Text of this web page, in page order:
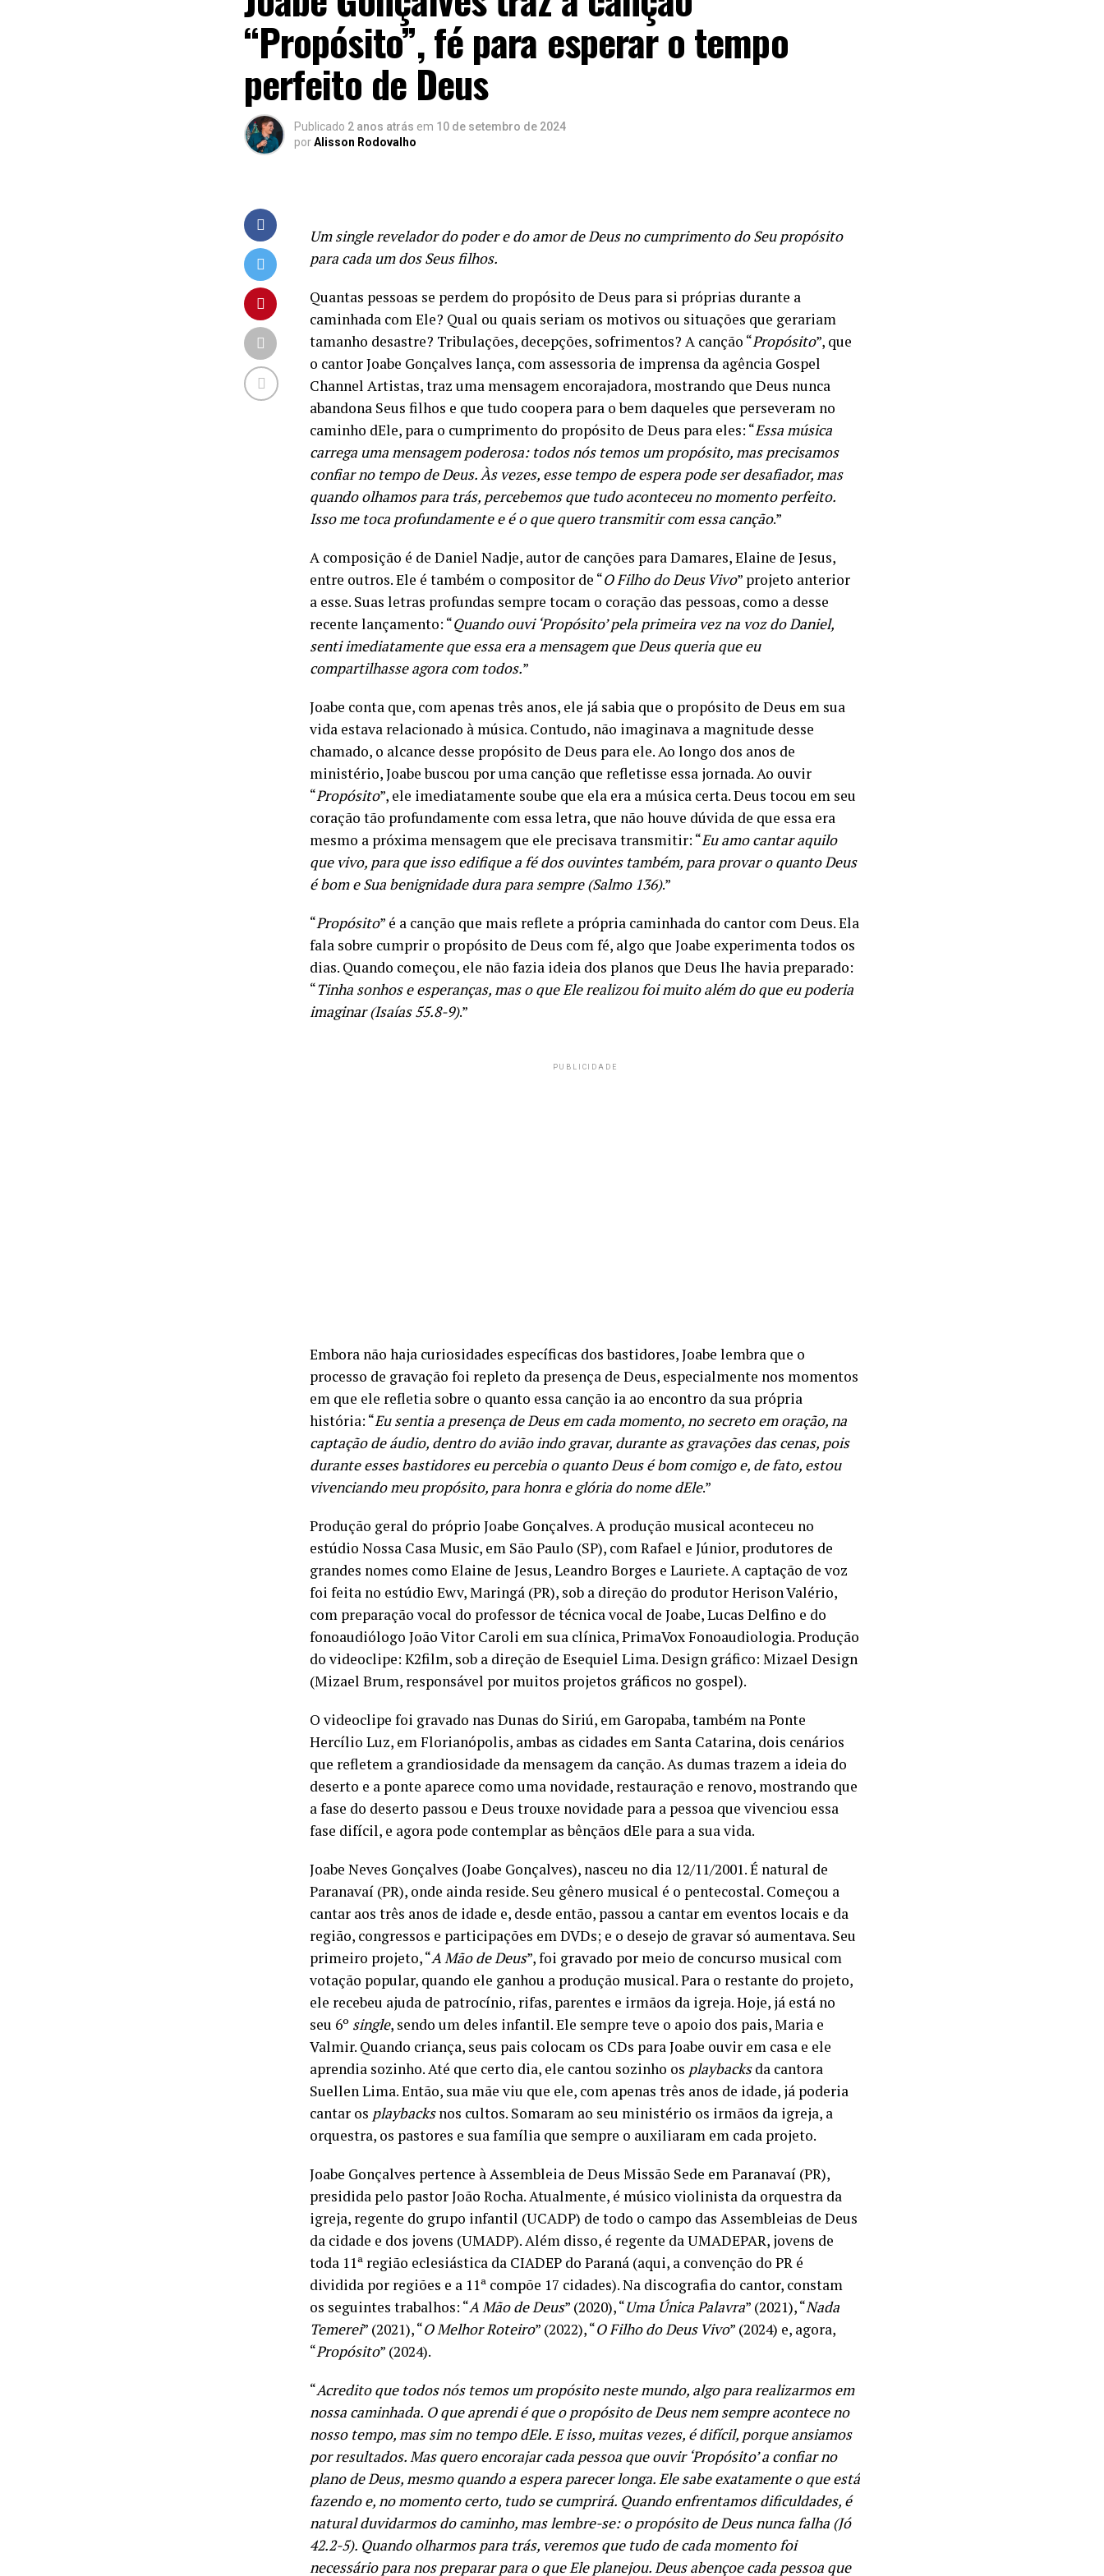
“Propósito”, fé para esperar o tempo
perfeito de Deus
Publicado 2 anos atrás em 10 de setembro de 2024
porAlisson Rodovalho
Um single revelador do poder e do amor de Deus no cumprimento do Seu propósito
para cada um dos Seus filhos.
Quantas pessoas se perdem do propósito de Deus para si próprias durante a
caminhada com Ele? Qual ou quais seriam os motivos ou situações que gerariam
tamanho desastre? Tribulações, decepções, sofrimentos? A canção “Propósito”, que
o cantor Joabe Gonçalves lança, com assessoria de imprensa da agência Gospel
Channel Artistas, traz uma mensagem encorajadora, mostrando que Deus nunca
abandona Seus filhos e que tudo coopera para o bem daqueles que perseveram no
caminho dEle, para o cumprimento do propósito de Deus para eles: “Essa música
carrega uma mensagem poderosa: todos nós temos um propósito, mas precisamos
confiar no tempo de Deus. Às vezes, esse tempo de espera pode ser desafiador, mas
quando olhamos para trás, percebemos que tudo aconteceu no momento perfeito.
Isso me toca profundamente e é o que quero transmitir com essa canção.”
A composição é de Daniel Nadje, autor de canções para Damares, Elaine de Jesus,
entre outros. Ele é também o compositor de “O Filho do Deus Vivo” projeto anterior
a esse. Suas letras profundas sempre tocam o coração das pessoas, como a desse
recente lançamento: “Quando ouvi ‘Propósito’ pela primeira vez na voz do Daniel,
senti imediatamente que essa era a mensagem que Deus queria que eu
compartilhasse agora com todos.”
Joabe conta que, com apenas três anos, ele já sabia que o propósito de Deus em sua
vida estava relacionado à música. Contudo, não imaginava a magnitude desse
chamado, o alcance desse propósito de Deus para ele. Ao longo dos anos de
ministério, Joabe buscou por uma canção que refletisse essa jornada. Ao ouvir
“Propósito”, ele imediatamente soube que ela era a música certa. Deus tocou em seu
coração tão profundamente com essa letra, que não houve dúvida de que essa era
mesmo a próxima mensagem que ele precisava transmitir: “Eu amo cantar aquilo
que vivo, para que isso edifique a fé dos ouvintes também, para provar o quanto Deus
é bom e Sua benignidade dura para sempre (Salmo 136).”
“Propósito” é a canção que mais reflete a própria caminhada do cantor com Deus. Ela
fala sobre cumprir o propósito de Deus com fé, algo que Joabe experimenta todos os
dias. Quando começou, ele não fazia ideia dos planos que Deus lhe havia preparado:
“Tinha sonhos e esperanças, mas o que Ele realizou foi muito além do que eu poderia
imaginar (Isaías 55.8-9).”
PUBLICIDADE
Embora não haja curiosidades específicas dos bastidores, Joabe lembra que o
processo de gravação foi repleto da presença de Deus, especialmente nos momentos
em que ele refletia sobre o quanto essa canção ia ao encontro da sua própria
história: “Eu sentia a presença de Deus em cada momento, no secreto em oração, na
captação de áudio, dentro do avião indo gravar, durante as gravações das cenas, pois
durante esses bastidores eu percebia o quanto Deus é bom comigo e, de fato, estou
vivenciando meu propósito, para honra e glória do nome dEle.”
Produção geral do próprio Joabe Gonçalves. A produção musical aconteceu no
estúdio Nossa Casa Music, em São Paulo (SP), com Rafael e Júnior, produtores de
grandes nomes como Elaine de Jesus, Leandro Borges e Lauriete. A captação de voz
foi feita no estúdio Ewv, Maringá (PR), sob a direção do produtor Herison Valério,
com preparação vocal do professor de técnica vocal de Joabe, Lucas Delfino e do
fonoaudiólogo João Vitor Caroli em sua clínica, PrimaVox Fonoaudiologia. Produção
do videoclipe: K2film, sob a direção de Esequiel Lima. Design gráfico: Mizael Design
(Mizael Brum, responsável por muitos projetos gráficos no gospel).
O videoclipe foi gravado nas Dunas do Siriú, em Garopaba, também na Ponte
Hercílio Luz, em Florianópolis, ambas as cidades em Santa Catarina, dois cenários
que refletem a grandiosidade da mensagem da canção. As dumas trazem a ideia do
deserto e a ponte aparece como uma novidade, restauração e renovo, mostrando que
a fase do deserto passou e Deus trouxe novidade para a pessoa que vivenciou essa
fase difícil, e agora pode contemplar as bênçãos dEle para a sua vida.
Joabe Neves Gonçalves (Joabe Gonçalves), nasceu no dia 12/11/2001. É natural de
Paranavaí (PR), onde ainda reside. Seu gênero musical é o pentecostal. Começou a
cantar aos três anos de idade e, desde então, passou a cantar em eventos locais e da
região, congressos e participações em DVDs; e o desejo de gravar só aumentava. Seu
primeiro projeto, “A Mão de Deus”, foi gravado por meio de concurso musical com
votação popular, quando ele ganhou a produção musical. Para o restante do projeto,
ele recebeu ajuda de patrocínio, rifas, parentes e irmãos da igreja. Hoje, já está no
seu 6º single, sendo um deles infantil. Ele sempre teve o apoio dos pais, Maria e
Valmir. Quando criança, seus pais colocam os CDs para Joabe ouvir em casa e ele
aprendia sozinho. Até que certo dia, ele cantou sozinho os playbacksda cantora
Suellen Lima. Então, sua mãe viu que ele, com apenas três anos de idade, já poderia
cantar os playbacksnos cultos. Somaram ao seu ministério os irmãos da igreja, a
orquestra, os pastores e sua família que sempre o auxiliaram em cada projeto.
Joabe Gonçalves pertence à Assembleia de Deus Missão Sede em Paranavaí (PR),
presidida pelo pastor João Rocha.Atualmente, é músico violinista da orquestra da
igreja, regente do grupo infantil (UCADP) de todo o campo das Assembleias de Deus
da cidade e dos jovens (UMADP). Além disso, é regente da UMADEPAR, jovens de
toda 11ª região eclesiástica da CIADEP do Paraná (aqui, a convenção do PR é
dividida por regiões e a 11ª compõe 17 cidades). Na discografia do cantor, constam
os seguintes trabalhos: “A Mão de Deus” (2020), “Uma Única Palavra” (2021), “Nada
Temerei” (2021), “O Melhor Roteiro” (2022), “O Filho do Deus Vivo” (2024) e, agora,
“Propósito” (2024).
“Acredito que todos nós temos um propósito neste mundo, algo para realizarmos em
nossa caminhada. O que aprendi é que o propósito de Deus nem sempre acontece no
nosso tempo, mas sim no tempo dEle. E isso, muitas vezes, é difícil, porque ansiamos
por resultados. Mas quero encorajar cada pessoa que ouvir ‘Propósito’ a confiar no
plano de Deus, mesmo quando a espera parecer longa. Ele sabe exatamente o que está
fazendo e, no momento certo, tudo se cumprirá. Quando enfrentamos dificuldades, é
natural duvidarmos do caminho, mas lembre-se: o propósito de Deus nunca falha (Jó
42.2-5). Quando olharmos para trás, veremos que tudo de cada momento foi
necessário para nos preparar para o que Ele planejou. Deus abençoe cada pessoa que